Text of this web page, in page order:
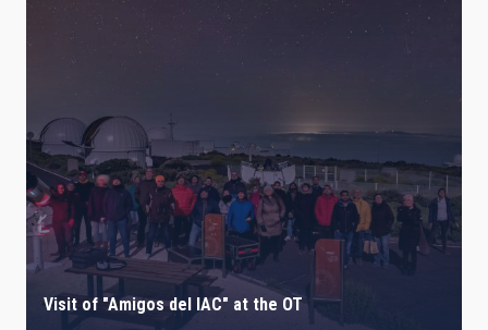
Visit of "Amigos del IAC" at the OT